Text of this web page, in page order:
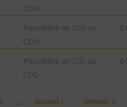
CDD
Possibilité de CDI ou
CDD
Possibilité de CDI ou
CDD
… suivant › dernier »